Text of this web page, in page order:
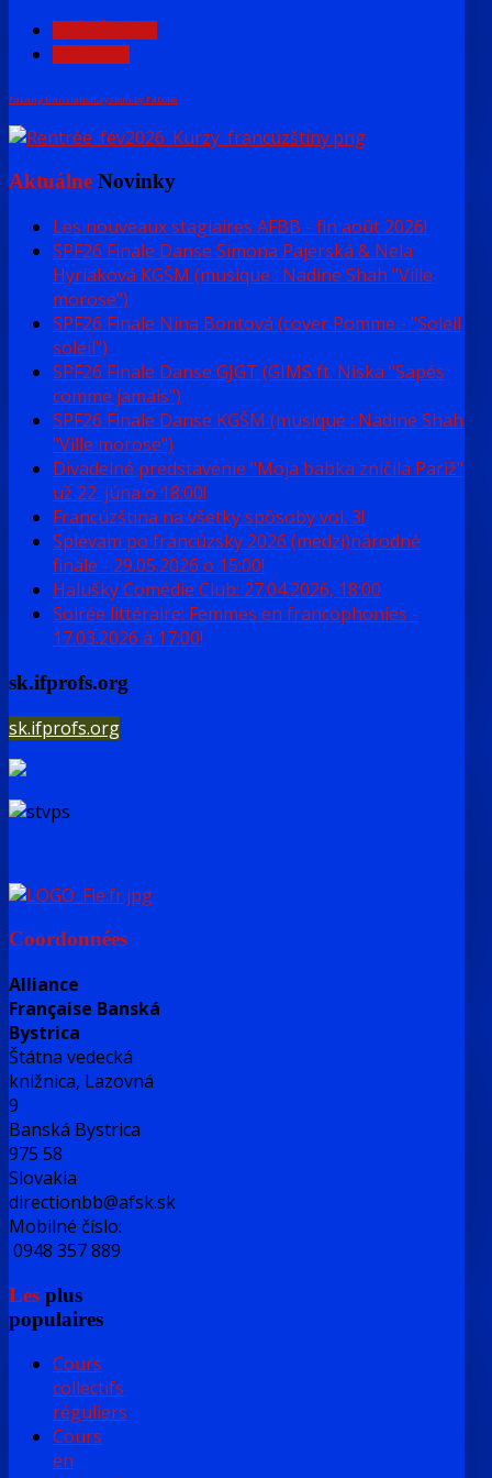
FaLang translation system by Faboba
Aktuálne Novinky
Les nouveaux stagiaires AFBB - fin août 2026!
SPF26 Finale Danse Simona Pajerská & Nela
Hyriaková KGŠM (musique : Nadine Shah "Ville
morose")
SPF26 Finale Nina Bontová (cover Pomme - "Soleil
soleil")
SPF26 Finale Danse GJGT (GIMS ft. Niska "Sapés
comme jamais")
SPF26 Finale Danse KGŠM (musique : Nadine Shah
"Ville morose")
Divadelné predstavenie "Moja babka zničila Pariž"
už 22. júna o 18:00!
Francúzština na všetky spôsoby vol. 3!
Spievam po francúzsky 2026 (medzi)národné
finále - 29.05.2026 o 15:00!
Halušky Comédie Club: 27.04.2026, 18:00
Soirée littéraire: Femmes en francophonies -
17.03.2026 à 17:00!
sk.ifprofs.org
sk.ifprofs.org
Coordonnées
Alliance
Française Banská
Bystrica
Štátna vedecká
knižnica, Lazovná
9
Banská Bystrica
975 58
Slovakia
directionbb@afsk.sk
Mobilné číslo:
0948 357 889
Les plus
populaires
Cours
collectifs
réguliers
Cours
en